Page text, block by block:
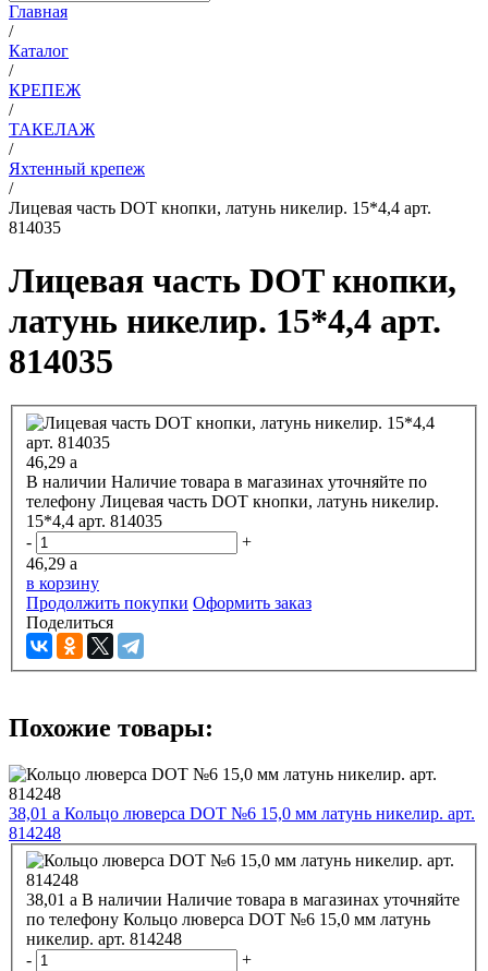
Главная
/
Каталог
/
КРЕПЕЖ
/
ТАКЕЛАЖ
/
Яхтенный крепеж
/
Лицевая часть DOT кнопки, латунь никелир. 15*4,4 арт.
814035
Лицевая часть DOT кнопки,
латунь никелир. 15*4,4 арт.
814035
46,29 a
В наличии Наличие товара в магазинах уточняйте по
телефону Лицевая часть DOT кнопки, латунь никелир.
15*4,4 арт. 814035
-
+
46,29 a
в корзину
Продолжить покупки Оформить заказ
Поделиться
Похожие товары:
38,01 a Кольцо люверса DOT №6 15,0 мм латунь никелир. арт.
814248
38,01 a В наличии Наличие товара в магазинах уточняйте
по телефону Кольцо люверса DOT №6 15,0 мм латунь
никелир. арт. 814248
-
+